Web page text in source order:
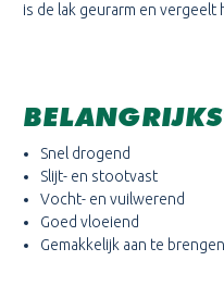
is de lak geurarm en vergeelt
Snel drogend
Slijt- en stootvast
Vocht- en vuilwerend
Goed vloeiend
Gemakkelijk aan te brengen